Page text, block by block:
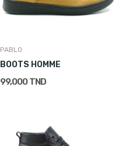
PABLO
BOOTS HOMME
99,000 TND